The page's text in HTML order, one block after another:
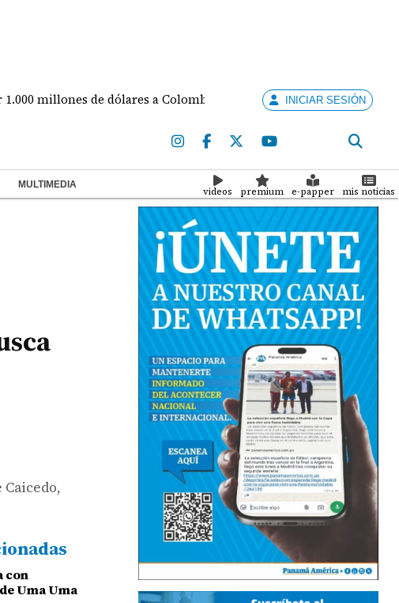
de dólares a Colombia para seguridad Fallece
INICIAR SESIÓN
MULTIMEDIA
videos premium e-papper mis noticias
con
Uma Uma